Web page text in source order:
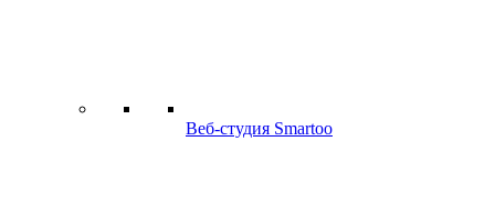
Веб-студия Smartoo